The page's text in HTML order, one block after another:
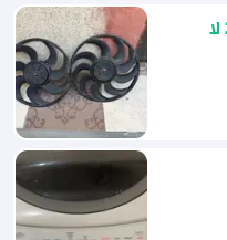
ريش مراوح جمس 9و7 مديل 2007 لا